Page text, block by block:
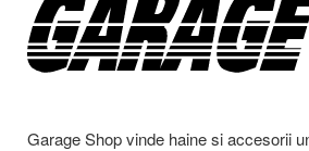
Garage Shop vinde haine si accesorii